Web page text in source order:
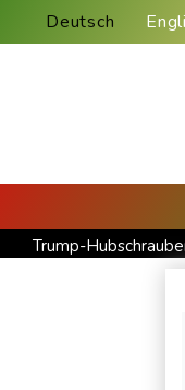
Deutsch
Trump-
Investoren-Affäre:
Wissenschaftler